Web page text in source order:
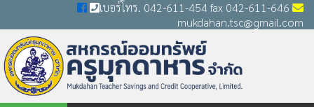
เบอร์โทร. 042-611-454 fax 042-611-646
mukdahan.tsc@gmail.com